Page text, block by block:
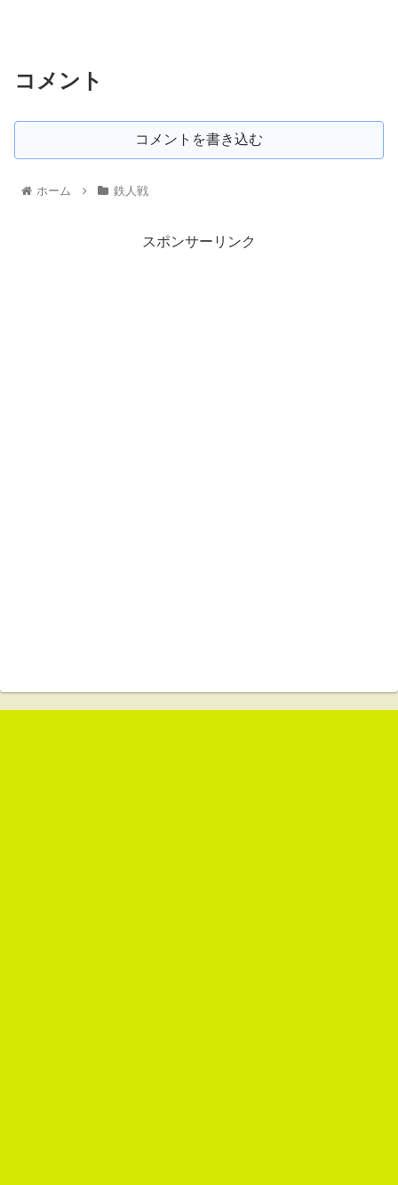
コメント
コメントを書き込む
ホーム 鉄人戦
スポンサーリンク